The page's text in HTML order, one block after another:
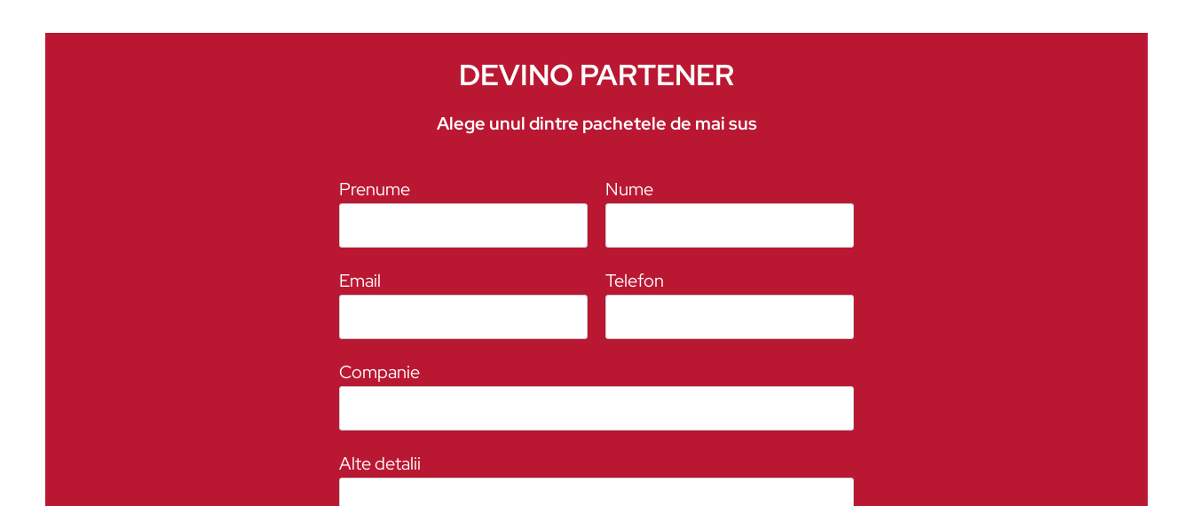
DEVINO PARTENER
Alege unul dintre pachetele de mai sus
Prenume Nume
Email Telefon
Companie
Alte detalii